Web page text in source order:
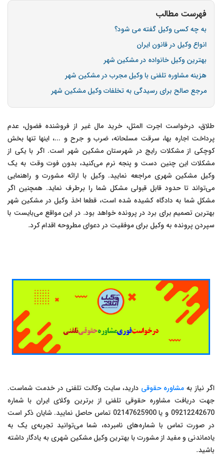
فهرست مطالب
به چه کسی وکیل گفته می شود؟
انواع وکیل در قانون ایران
بهترین وکیل خانواده در مشکین شهر
هزینه مشاوره تلفنی با وکیل مجرب در مشکین شهر
مرجع صالح برای رسیدگی به تخلفات وکیل مشکین شهر
طلاق، درخواست اجرت المثل، خرید مال غیر از فروشنده فضول، عدم
پرداخت اجاره بها، سرقت مسلحانه، ضرب و جرح و ...، اینها تنها بخش
کوچکی از مشکلات رایج در شهرستان مشکین شهر است. اگر با یکی از
مشکلات این چنین دست و پنجه نرم می‌کنید، بدون فوت وقت به یک
وکیل مشکین شهری مراجعه نمایید. وکیل با ارائه مشورت و راهنمایی
می‌تواند تا حدود قابل قبولی مشکل شما را برطرف نماید. همچنین اگر
مشکل شما به دادگاه کشیده شده است، قطعا اخذ وکیل در مشکین شهر
بهترین تصمیم برای برد در پرونده خواهد بود. در این مواقع می‌بایست با
سپردن پرونده به وکیل برای موفقیت در دعوای مطروحه اقدام کرد.
اگر نیاز به مشاوره حقوقیدارید، سایت وکالت تلفنی در خدمت شماست.
جهت دریافت مشاوره حقوقی تلفنی از برترین وکلای ایران با شماره
09212242670 و یا 02147625900 تماس حاصل نمایید. شایان ذکر است
در صورت تماس با شماره‌های نامبرده، شما می‌توانید تجربه‌ی یک به
یادماندنی و مفید از مشورت با بهترین وکیل مشکین شهری به یادگار داشته
باشید.